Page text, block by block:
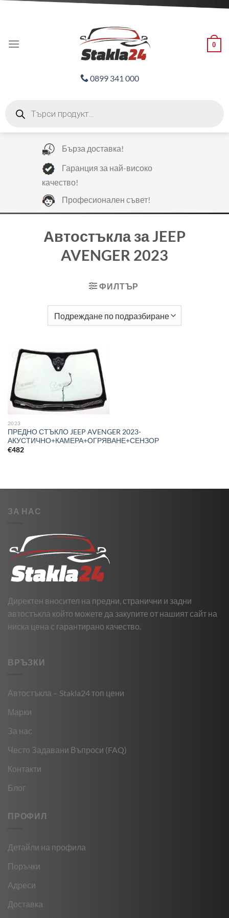
0
0899 341 000
search
Бърза доставка!
Гаранция за най-високо
качество!
Професионален съвет!
Автостъкла за JEEP
AVENGER 2023
ФИЛТЪР
2023
ПРЕДНО СТЪКЛО JEEP AVENGER 2023-
АКУСТИЧНО+КАМЕРА+ОГРЯВАНЕ+СЕНЗОР
€482
ЗА НАС
Директен вносител на предни, странични и задни
автостъкла който можете да закупите от нашият сайт на
ниска цена с гарантирано качество.
ВРЪЗКИ
Автостъкла – Stakla24 топ цени
Марки
За нас
Често Задавани Въпроси (FAQ)
Контакти
Блог
ПРОФИЛ
Детайли на профила
Поръчки
Адреси
Доставка